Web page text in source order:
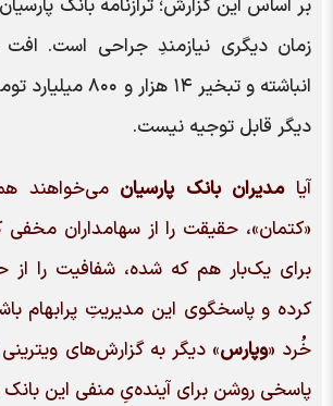
بر اساس این گزارش؛ ترازنامه بانک
انباشته و تبخیر ۱۴
دیگر قابل توجیه نیست.
آیامدیران بانک پارسیانمی‌خواهند
«کتمان»، حقیقت را از سهامداران مخفی
برای یک‌بار هم که شده، شفافیت را از
کرده و پاسخگوی این مدیریتِ پرابهام
خُرد «وپارس» دیگر به گزارش‌های ویترینی
پاسخی روشن برای آینده‌یِ منفی این